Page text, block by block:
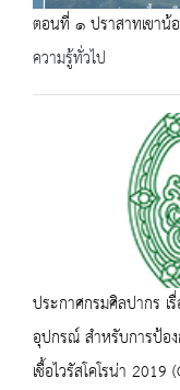
ตอนที่​ ๑​ ปราสาทเขาน้
ความรู้ทั่วไป
ประกาศกรมศิลปากร เ
อุปกรณ์ สำหรับการป้อ
เชื้อไวรัสโคโรน่า 2019